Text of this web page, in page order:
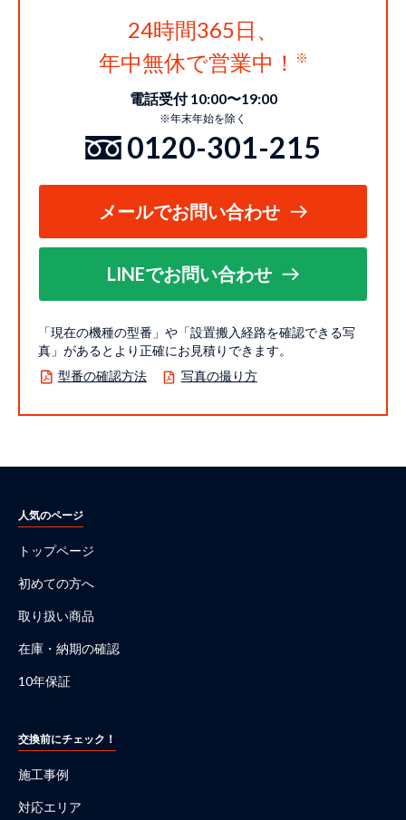
24時間365日、
年中無休で営業中！
電話受付 10:00〜19:00
※年末年始を除く
0120-301-215
メールでお問い合わせ
LINEでお問い合わせ
「現在の機種の型番」や「設置搬入経路を確認できる写
真」があるとより正確にお見積りできます。
型番の確認方法
写真の撮り方
人気のページ
トップページ
初めての方へ
取り扱い商品
在庫・納期の確認
10年保証
交換前にチェック！
施工事例
対応エリア